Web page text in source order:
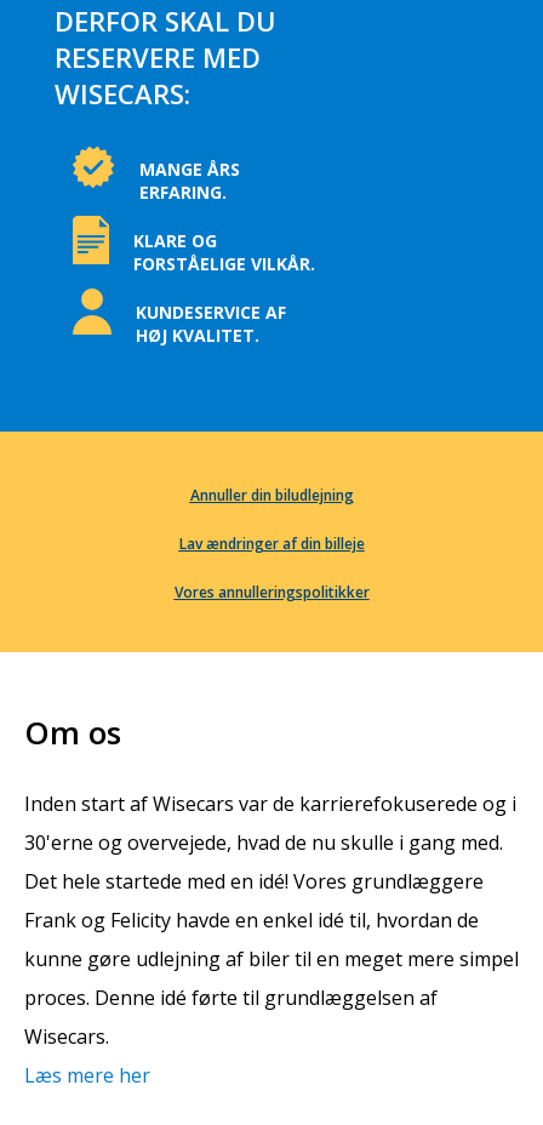
DERFOR SKAL DU
RESERVERE MED
WISECARS:
MANGE ÅRS
ERFARING.
KLARE OG
FORSTÅELIGE VILKÅR.
KUNDESERVICE AF
HØJ KVALITET.
Annuller din biludlejning
Lav ændringer af din billeje
Vores annulleringspolitikker
Om os
Inden start af Wisecars var de karrierefokuserede og i
30'erne og overvejede, hvad de nu skulle i gang med.
Det hele startede med en idé! Vores grundlæggere
Frank og Felicity havde en enkel idé til, hvordan de
kunne gøre udlejning af biler til en meget mere simpel
proces. Denne idé førte til grundlæggelsen af
Wisecars.
Læs mere her